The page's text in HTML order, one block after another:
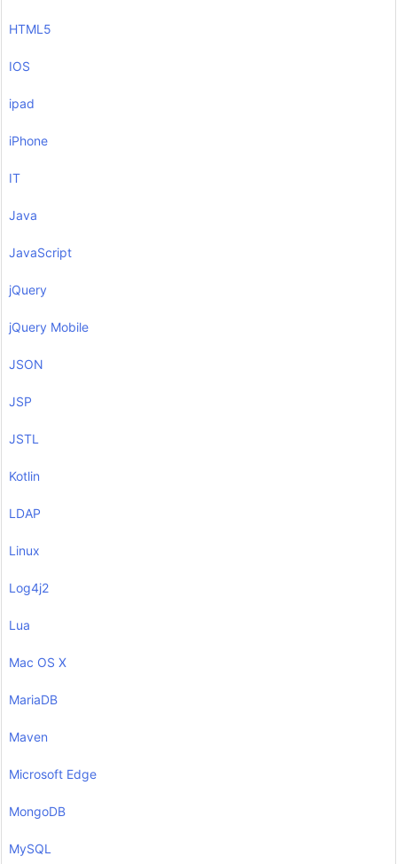
HTML5
IOS
ipad
iPhone
IT
Java
JavaScript
jQuery
jQuery Mobile
JSON
JSP
JSTL
Kotlin
LDAP
Linux
Log4j2
Lua
Mac OS X
MariaDB
Maven
Microsoft Edge
MongoDB
MySQL